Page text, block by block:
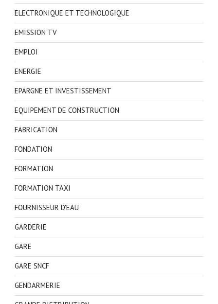
ELECTRONIQUE ET TECHNOLOGIQUE
EMISSION TV
EMPLOI
ENERGIE
EPARGNE ET INVESTISSEMENT
EQUIPEMENT DE CONSTRUCTION
FABRICATION
FONDATION
FORMATION
FORMATION TAXI
FOURNISSEUR D'EAU
GARDERIE
GARE
GARE SNCF
GENDARMERIE